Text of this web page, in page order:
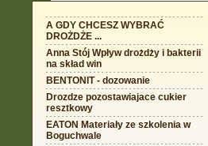
A GDY CHCESZ WYBRAĆ
DROŻDŻE ...
Anna Stój Wpływ drożdży i bakterii
na skład win
BENTONIT - dozowanie
Drozdze pozostawiajace cukier
resztkowy
EATON Materiały ze szkolenia w
Boguchwale